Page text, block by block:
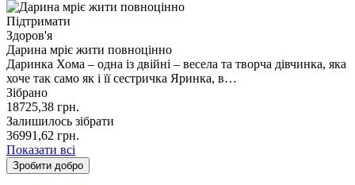
Підтримати
Здоров'я
Дарина мріє жити повноцінно
Даринка Хома – одна із двійні – весела та творча дівчинка, яка
хоче так само як і її сестричка Яринка, в…
Зібрано
18725,38 грн.
Залишилось зібрати
36991,62 грн.
Показати всі
Зробити добро